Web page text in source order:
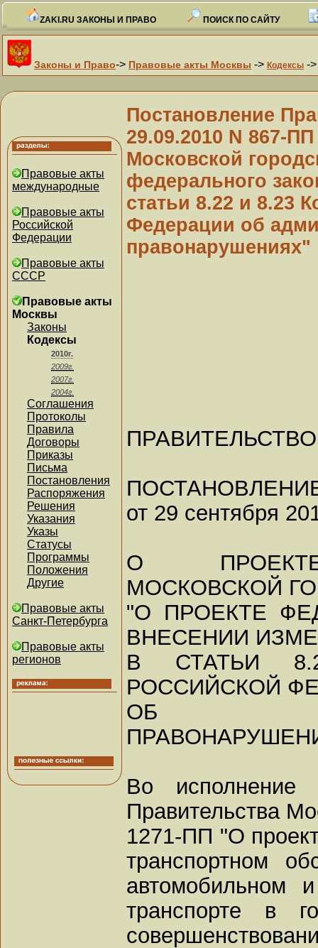
ZAKI.RU ЗАКОНЫ И ПРАВО ПОИСК ПО САЙТУ
Законы и Право-> Правовые акты Москвы -> Кодексы -
Правовые акты
международные
Правовые акты
Российской
Федерации
Правовые акты
СССР
Правовые акты
Москвы
Законы
Кодексы
2010г.
2009г.
2007г.
2004г.
Соглашения
Протоколы
Правила
Договоры
Приказы
Письма
Постановления
Распоряжения
Решения
Указания
Указы
Статусы
Программы
Положения
Другие
Правовые акты
Санкт-Петербурга
Правовые акты
регионов
Постановление
29.09.2010 N 867-
Московской
федерального
статьи 8.22 и 8.23
Федерации об
правонарушениях"
от 29 сентября
О ПРОЕКТЕ
МОСКОВСКОЙ
"О ПРОЕКТЕ
ВНЕСЕНИИ
В СТАТЬИ
РОССИЙСКОЙ
ОБ
Во исполнение
Правительства
1271-ПП "О
транспортном
автомобильном
транспорте в